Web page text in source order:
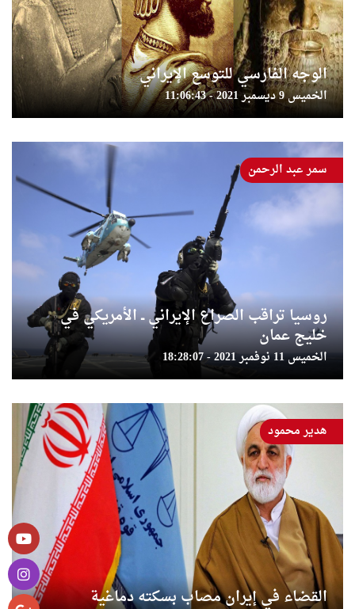
الوجه الفارسي للتوسع الإيراني
الخميس 9 ديسمبر 2021 - 11:06:43
روسيا تراقب الصراع الإيراني ــ الأمريكي في
خليج عمان
الخميس 11 نوفمبر 2021 - 18:28:07
سمر عبد الرحمن
القضاء في إيران مصاب بسكته دماغية
هدير محمود